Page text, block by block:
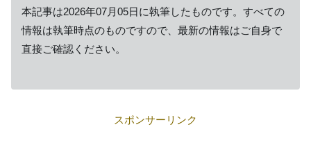
本記事は2026年07月05日に執筆したものです。すべての
情報は執筆時点のものですので、最新の情報はご自身で
直接ご確認ください。
スポンサーリンク